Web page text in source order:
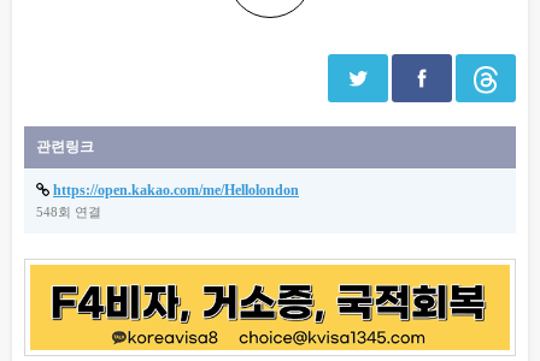
관련링크
https://open.kakao.com/me/Hellolondon
548회 연결